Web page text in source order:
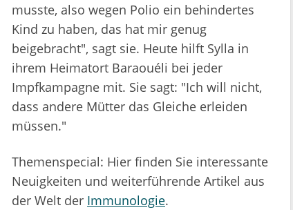
musste, also wegen Polio ein behindertes
Kind zu haben, das hat mir genug
beigebracht", sagt sie. Heute hilft Sylla in
ihrem Heimatort Baraouéli bei jeder
Impfkampagne mit. Sie sagt: "Ich will nicht,
dass andere Mütter das Gleiche erleiden
müssen."
Themenspecial: Hier finden Sie interessante
Neuigkeiten und weiterführende Artikel aus
der Welt der Immunologie.